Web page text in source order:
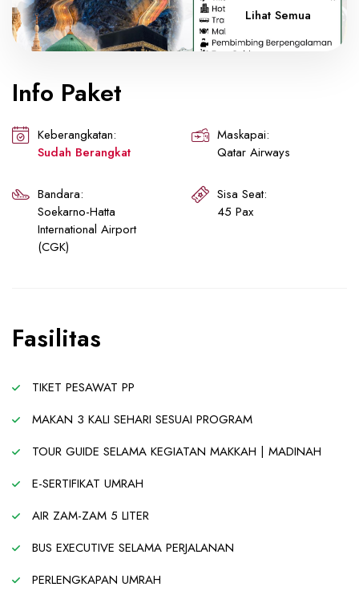
Lihat Semua
Info Paket
Keberangkatan:
Sudah Berangkat
Maskapai:
Qatar Airways
Bandara:
Soekarno-Hatta
International Airport
(CGK)
Sisa Seat:
45 Pax
Fasilitas
TIKET PESAWAT PP
MAKAN 3 KALI SEHARI SESUAI PROGRAM
TOUR GUIDE SELAMA KEGIATAN MAKKAH | MADINAH
E-SERTIFIKAT UMRAH
AIR ZAM-ZAM 5 LITER
BUS EXECUTIVE SELAMA PERJALANAN
PERLENGKAPAN UMRAH